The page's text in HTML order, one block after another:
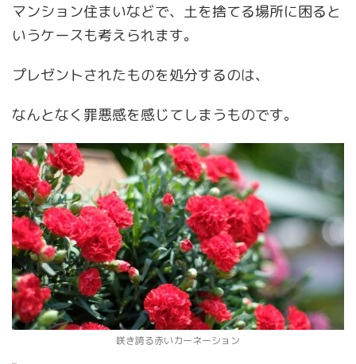
マンション住まいなどで、土を捨てる場所に困ると
いうケースも考えられます。
プレゼントされたものを処分するのは、
なんとなく罪悪感を感じてしまうものです。
咲き誇る赤いカーネーション